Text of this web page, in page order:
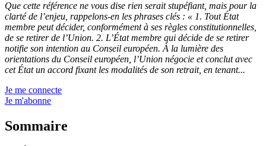
Que cette référence ne vous dise rien serait stupéfiant, mais pour la
clarté de l’enjeu, rappelons-en les phrases clés : « 1. Tout État
membre peut décider, conformément à ses règles constitutionnelles,
de se retirer de l’Union. 2. L’État membre qui décide de se retirer
notifie son intention au Conseil européen. À la lumière des
orientations du Conseil européen, l’Union négocie et conclut avec
cet État un accord fixant les modalités de son retrait, en tenant...
Je me connecte
Je m'abonne
Sommaire